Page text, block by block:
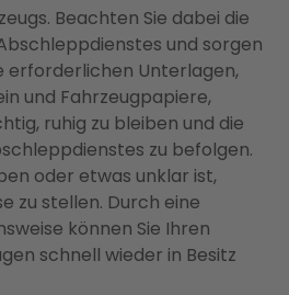
Beachten Sie dabei die
und sorgen
erforderlichen Unterlagen,
und Fahrzeugpapiere,
ruhig zu bleiben und die
zu befolgen.
oder etwas unklar ist,
zu stellen. Durch eine
können Sie Ihren
schnell wieder in Besitz